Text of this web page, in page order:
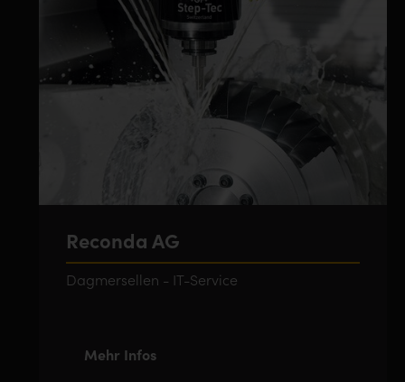
Reconda AG
Dagmersellen - IT-Service
Mehr Infos